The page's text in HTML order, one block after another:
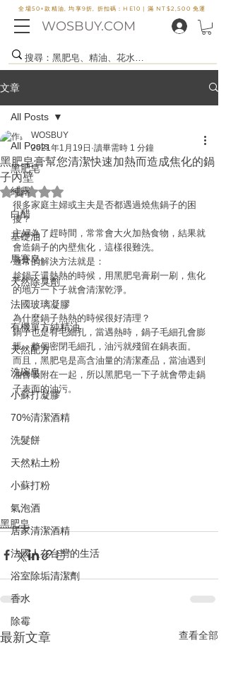
WOSBUY.COM
全場50+款精油, 均享9折, 折扣碼：HE10 | 滿 NT$2,500 免運
文章
All Posts
黑肥皂
純露
白醋
基礎油
馬賽皂
天然除臭劑
法國玻璃凝膠
有機單方純精油
天然配方
洗碗皂
小蘇打凝膠
70%清潔酒精
洗髮餅
天然粘土粉
小蘇打粉
氣泡酒
居家清潔酒精
法國人在台灣的生活
浴室除垢清潔劑
香水
除霉
All Posts
黑肥皂膏幫您清潔快速加熱而造成焦化的鍋
子內壁
WOSBUY
2021年1月19日 讀畢需時 1 分鐘
評等為 NaN（最高為 5 顆星）。
很多家庭主婦或主夫是否都遇過燒焦鍋子的困
擾？
主婦為了趕時間，常常會大火加熱食物，結果就
會造鍋子的內壁焦化，這樣很難洗。
通常的解決方法就是：
趁鍋子還熱熱的時候，用黑肥皂膏刷一刷，焦化
的地方一下子就會清潔乾淨。
為什麼鍋子熱熱的時候很好清理？
鍋子也是有毛細孔，當遇熱時，鍋子毛細孔會膨
脹，整個密閉毛細孔，油污就殘留在鍋表面。
而且，黑肥皂是高含油量的清潔產品，當油遇到
油會吸附在一起，所以黑肥皂一下子就會帶走鍋
子表面的油污。
黑肥皂
最新文章 查看全部